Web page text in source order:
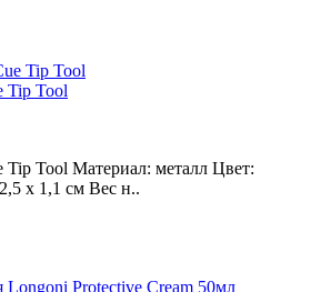
Tip Tool
Tool Материал: металл Цвет:
х 1,1 см Вес н..